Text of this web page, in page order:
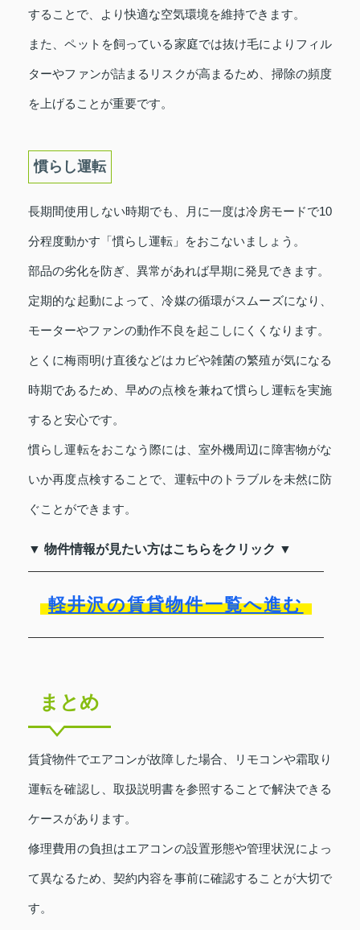
することで、より快適な空気環境を維持できます。
また、ペットを飼っている家庭では抜け毛によりフィル
ターやファンが詰まるリスクが高まるため、掃除の頻度
を上げることが重要です。
慣らし運転
長期間使用しない時期でも、月に一度は冷房モードで10
分程度動かす「慣らし運転」をおこないましょう。
部品の劣化を防ぎ、異常があれば早期に発見できます。
定期的な起動によって、冷媒の循環がスムーズになり、
モーターやファンの動作不良を起こしにくくなります。
とくに梅雨明け直後などはカビや雑菌の繁殖が気になる
時期であるため、早めの点検を兼ねて慣らし運転を実施
すると安心です。
慣らし運転をおこなう際には、室外機周辺に障害物がな
いか再度点検することで、運転中のトラブルを未然に防
ぐことができます。
▼ 物件情報が見たい方はこちらをクリック ▼
軽井沢の賃貸物件一覧へ進む
まとめ
賃貸物件でエアコンが故障した場合、リモコンや霜取り
運転を確認し、取扱説明書を参照することで解決できる
ケースがあります。
修理費用の負担はエアコンの設置形態や管理状況によっ
て異なるため、契約内容を事前に確認することが大切で
す。